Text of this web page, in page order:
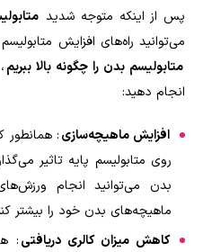
پس از اینکه متوجه شدید
می‌توانید راه‌های افزایش
متابولیسم بدن را چگونه بالا ببریم
انجام دهید:
افزایش ماهیچه‌سازی: همانطور
روی متابولیسم پایه تاثیر
بدن می‌توانید انجام
ماهیچه‌های بدن خود را بیشتر
کاهش میزان کالری دریافتی: